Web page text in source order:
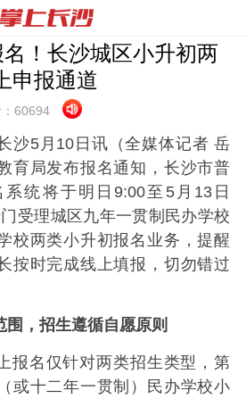
！长沙城区小升初两
申报通道
60694
5月10日讯（全媒体记者 岳
育局发布报名通知，长沙市普
统将于明日9:00至5月13日
受理城区九年一贯制民办学校
校两类小升初报名业务，提醒
按时完成线上填报，切勿错过
围，招生遵循自愿原则
报名仅针对两类招生类型，第
或十二年一贯制）民办学校小